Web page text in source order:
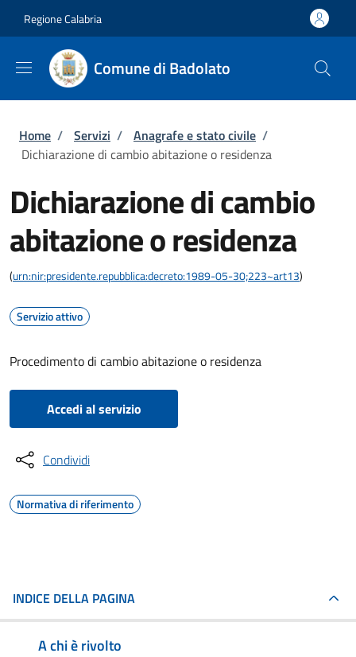
Regione Calabria
Comune di Badolato
Briciole di pane
Home / Servizi / Anagrafe e stato civile /
Dichiarazione di cambio abitazione o residenza
Dichiarazione di cambio
abitazione o residenza
(urn:nir:presidente.repubblica:decreto:1989-05-30;223~art13)
Servizio attivo
Procedimento di cambio abitazione o residenza
Accedi al servizio
Condividi
Normativa di riferimento
INDICE DELLA PAGINA
A chi è rivolto